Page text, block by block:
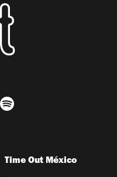
Time Out México